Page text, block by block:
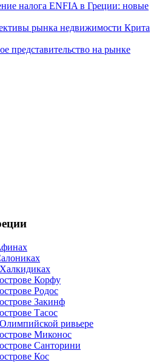
налога ENFIA в Греции: новые
рынка недвижимости Крита
представительство на рынке
Корфу
Родос
Закинф
Тасос
ривьере
Миконос
Санторини
Кос